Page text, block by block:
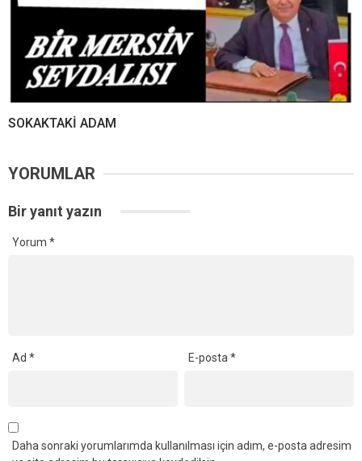
SOKAKTAKİ ADAM
YORUMLAR
Bir yanıt yazın
Yorum *
Ad * E-posta*
Daha sonraki yorumlarımda kullanılması için adım, e-posta adresim